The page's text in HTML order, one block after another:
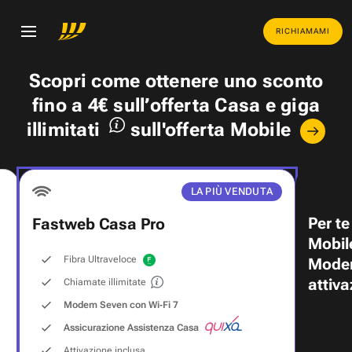
RICHIAMAMI
Scopri come ottenere uno sconto
fino a 4€ sull’offerta Casa egiga
illimitati
sull'offerta Mobile
LA PIÙ VENDUTA
Fastweb Casa Pro
Fibra Ultraveloce
Chiamate illimitate
Modem Seven con Wi‑Fi 7
Assicurazione Assistenza Casa
Per